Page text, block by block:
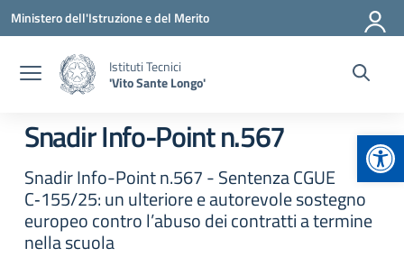
Vai ai contenuti
Vai al menu di navigazione
Vai al footer
Ministero dell'Istruzione e del Merito
Istituti Tecnici
'Vito Sante Longo'
Snadir Info-Point n.567
Snadir Info-Point n.567 - Sentenza CGUE
C‑155/25: un ulteriore e autorevole sostegno
europeo contro l’abuso dei contratti a termine
nella scuola